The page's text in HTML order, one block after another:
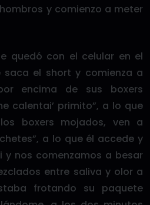
y comienzo a meter
quedó con el celular en el
saca el short y comienza a
encima de sus boxers
calentai’ primito”, a lo que
boxers mojados, ven a
a lo que él accede y
y nos comenzamos a besar
entre saliva y olor a
frotando su paquete